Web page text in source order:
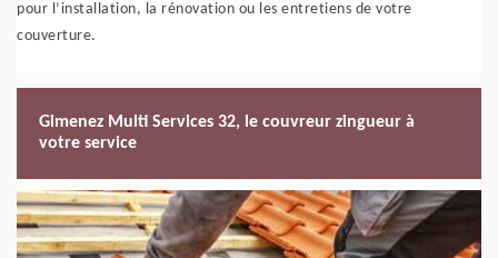
pour l’installation, la rénovation ou les entretiens de votre
couverture.
Gimenez Multi Services 32, le couvreur zingueur à
votre service